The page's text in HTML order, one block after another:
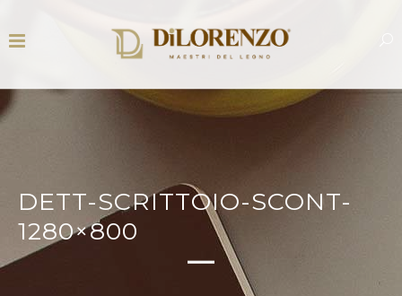
DETT-SCRITTOIO-SCONT-
1280×800